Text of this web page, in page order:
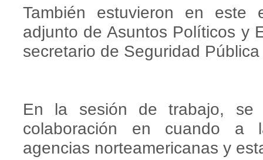
También estuvieron en este
adjunto de Asuntos Políticos y
secretario de Seguridad
En la sesión de trabajo, se
colaboración en cuando a
agencias norteamericanas y